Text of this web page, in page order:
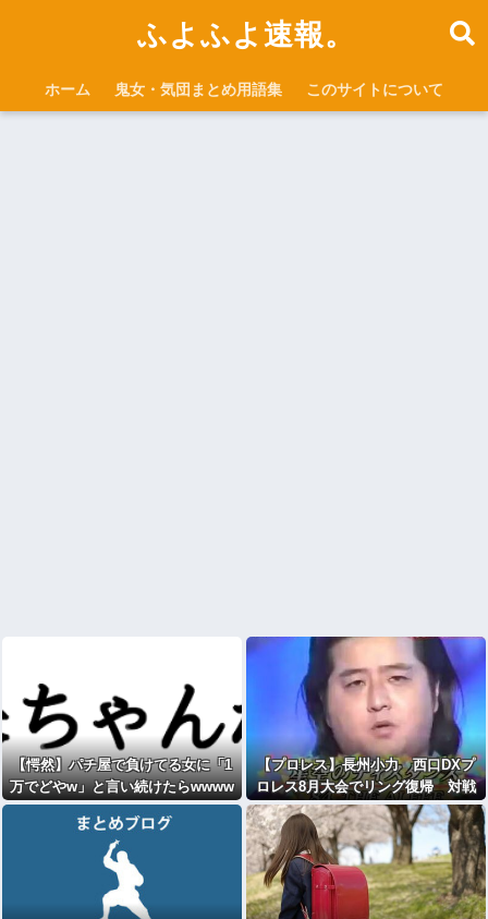
ふよふよ速報。
ホーム 鬼女・気団まとめ用語集 このサイトについて
【愕然】パチ屋で負けてる女に「1
万でどやw」と言い続けたらwwww
【プロレス】長州小力 西口DXプ
ロレス8月大会でリング復帰 対戦
相手はクロちゃん 道交法違反の疑
いも不起訴に